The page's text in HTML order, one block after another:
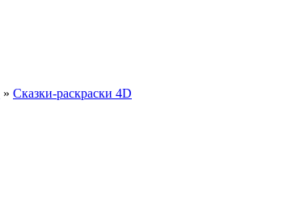
» Сказки-раскраски 4D